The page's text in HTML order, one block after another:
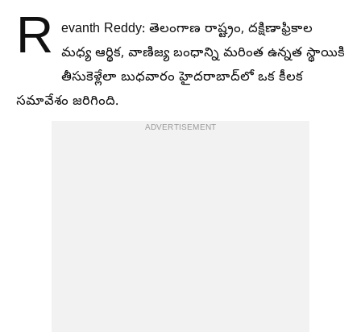
R evanth Reddy: తెలంగాణ రాష్ట్రం, దక్షిణాఫ్రికాల
మధ్య ఆర్థిక, వాణిజ్య బంధాన్ని మరింత ఉన్నత స్థాయికి
తీసుకెళ్లేలా బుధవారం హైదరాబాద్‌లో ఒక కీలక
సమావేశం జరిగింది.
ADVERTISEMENT